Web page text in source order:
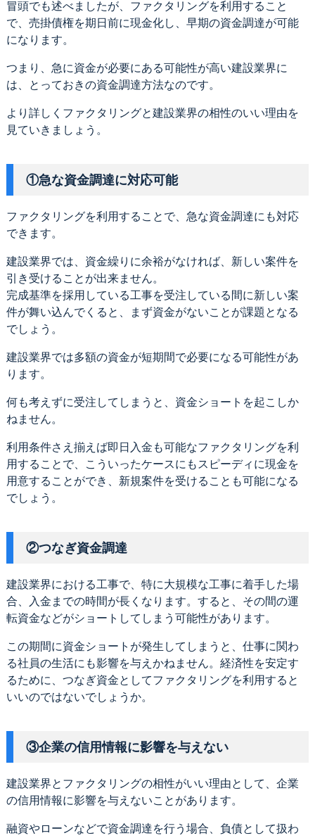
冒頭でも述べましたが、ファクタリングを利用すること
で、売掛債権を期日前に現金化し、早期の資金調達が可能
になります。
つまり、急に資金が必要にある可能性が高い建設業界に
は、とっておきの資金調達方法なのです。
より詳しくファクタリングと建設業界の相性のいい理由を
見ていきましょう。
①急な資金調達に対応可能
ファクタリングを利用することで、急な資金調達にも対応
できます。
建設業界では、資金繰りに余裕がなければ、新しい案件を
引き受けることが出来ません。
完成基準を採用している工事を受注している間に新しい案
件が舞い込んでくると、まず資金がないことが課題となる
でしょう。
建設業界では多額の資金が短期間で必要になる可能性があ
ります。
何も考えずに受注してしまうと、資金ショートを起こしか
ねません。
利用条件さえ揃えば即日入金も可能なファクタリングを利
用することで、こういったケースにもスピーディに現金を
用意することができ、新規案件を受けることも可能になる
でしょう。
②つなぎ資金調達
建設業界における工事で、特に大規模な工事に着手した場
合、入金までの時間が長くなります。すると、その間の運
転資金などがショートしてしまう可能性があります。
この期間に資金ショートが発生してしまうと、仕事に関わ
る社員の生活にも影響を与えかねません。経済性を安定す
るために、つなぎ資金としてファクタリングを利用すると
いいのではないでしょうか。
③企業の信用情報に影響を与えない
建設業界とファクタリングの相性がいい理由として、企業
の信用情報に影響を与えないことがあります。
融資やローンなどで資金調達を行う場合、負債として扱わ